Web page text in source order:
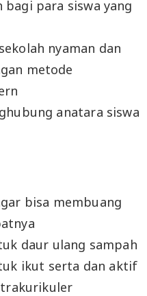
para siswa yang
nyaman dan
metode
anatara siswa
bisa membuang
daur ulang sampah
ikut serta dan aktif